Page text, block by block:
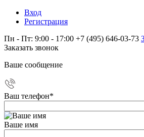
Вход
Регистрация
Пн - Пт: 9:00 - 17:00 +7 (495) 646-03-73
Заказать звонок
Ваше сообщение
Ваш телефон*
Ваше имя